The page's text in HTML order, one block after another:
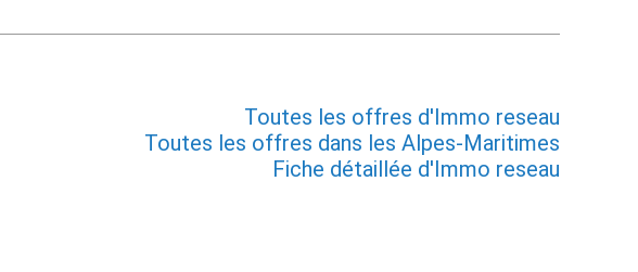
Toutes les offres d'Immo reseau
Toutes les offres dans les Alpes-Maritimes
Fiche détaillée d'Immo reseau